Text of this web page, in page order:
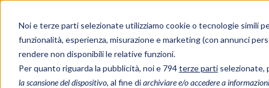
Noi e terze parti selezionate utilizziamo cookie o tecnologie simili
funzionalità, esperienza, misurazione e marketing (con annunci
rendere non disponibili le relative funzioni.
Per quanto riguarda la pubblicità, noi e 794terze partiselezionate,
la scansione del dispositivo, al fine diarchiviare e/o accedere a